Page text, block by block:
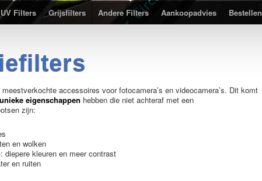
UV Filters Grijsfilters Andere Filters Aankoopadvies Bestellen
accessoires voor fotocamera’s en videocamera’s. Dit komt
unieke eigenschappen hebben die niet achteraf met een
zijn:
en wolken
diepere kleuren en meer contrast
en ruiten